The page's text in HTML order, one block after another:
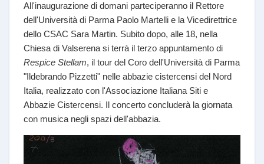
All'inaugurazione di domani parteciperanno il Rettore
dell'Università di Parma Paolo Martelli e la Vicedirettrice
dello CSAC Sara Martin. Subito dopo, alle 18, nella
Chiesa di Valserena si terrà il terzo appuntamento di
Respice Stellam, il tour del Coro dell'Università di Parma
"Ildebrando Pizzetti" nelle abbazie cistercensi del Nord
Italia, realizzato con l'Associazione Italiana Siti e
Abbazie Cistercensi. Il concerto concluderà la giornata
con musica negli spazi dell'abbazia.